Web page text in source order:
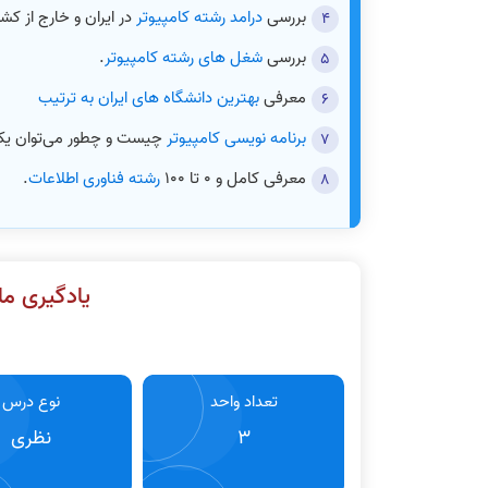
بررسیدرامد رشته کامپیوتردر ایران و خارج از
بررسیشغل های رشته کامپیوتر.
معرفیبهترین دانشگاه های ایران به ترتیب
برنامه نویسی کامپیوترچیست و چطور می‌توان
معرفی کامل و 0 تا 100
رشته فناوری اطلاعات.
یادگیری
تعداد واحد
3
نوع درس
نظری